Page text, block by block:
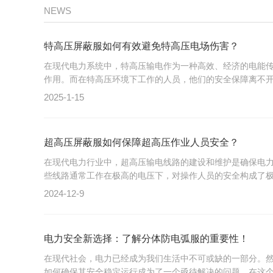
NEWS
特高压屏蔽服如何有效避免特高压电场伤害？
在现代电力系统中，特高压输电作为一种高效、经济的电能
作用。而在特高压环境下工作的人员，他们的安全保障离
2025-1-15
超高压屏蔽服如何保障超高压作业人员安全？
在现代电力行业中，超高压输电线路的建设和维护是确保电
些线路通常工作在极高的电压下，对操作人员的安全构成了
2024-12-9
电力安全新选择：了解分体防电弧服的重要性！
在现代社会，电力已经成为我们生活中不可或缺的一部分。